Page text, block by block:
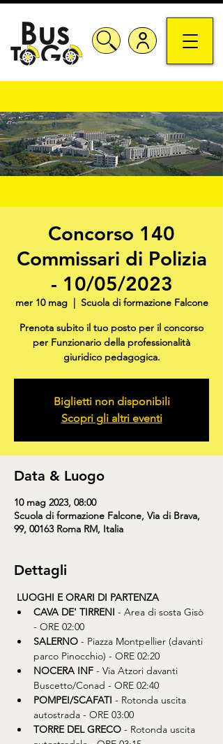
Concorso 140
Commissari di Polizia
- 10/05/2023
mer 10 mag
  |
Scuola di formazione Falcone
Prenota subito il tuo posto per il concorso
per Funzionario della professionalità
giuridico pedagogica.
Biglietti non disponibili
Scopri gli altri eventi
Data & Luogo
10 mag 2023, 08:00
Scuola di formazione Falcone, Via di Brava,
99, 00163 Roma RM, Italia
Dettagli
LUOGHI E ORARI DI PARTENZA
CAVA DE' TIRRENI - Area di sosta Gisò
- ORE 02:00
SALERNO - Piazza Montpellier (davanti
parco Pinocchio) - ORE 02:20
NOCERA INF - Via Atzori davanti
Buscetto/Conad - ORE 02:40
POMPEI/SCAFATI - Rotonda uscita
autostrada - ORE 03:00
TORRE DEL GRECO - Rotonda uscita